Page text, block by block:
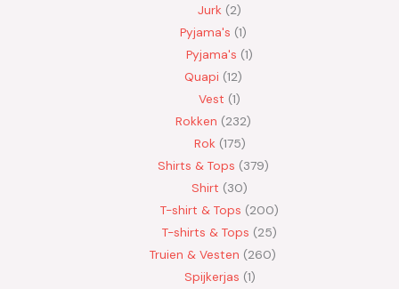
Jurk
2
Pyjama's 1
Pyjama's 1
Quapi 12
Vest 1
Rokken 232
Rok 175
Shirts & Tops 379
Shirt
30
T-shirt & Tops
200
T-shirts & Tops
25
Truien & Vesten
260
Spijkerjas 1